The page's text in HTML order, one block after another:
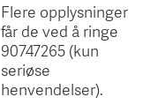
Flere opplysninger
får de ved å ringe
90747265 (kun
seriøse
henvendelser).